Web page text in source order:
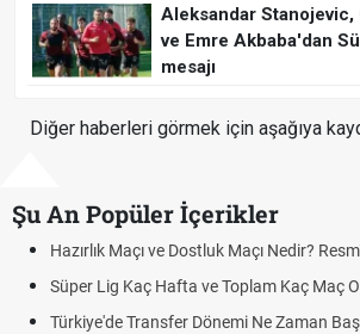
Aleksandar Stanojevic,
ve Emre Akbaba'dan
mesajı
Diğer haberleri görmek için aşağıya
Şu An Popüler İçerikler
Maçı ve Dostluk Maçı Nedir? Resmî Maçlardan
Kaç Hafta ve Toplam Kaç Maç Oynanır?
Transfer Dönemi Ne Zaman Başlıyor ve